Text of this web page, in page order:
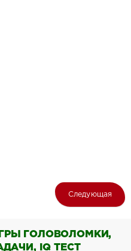
Следующая
ГОЛОВОЛОМКИ,
IQ ТЕСТ